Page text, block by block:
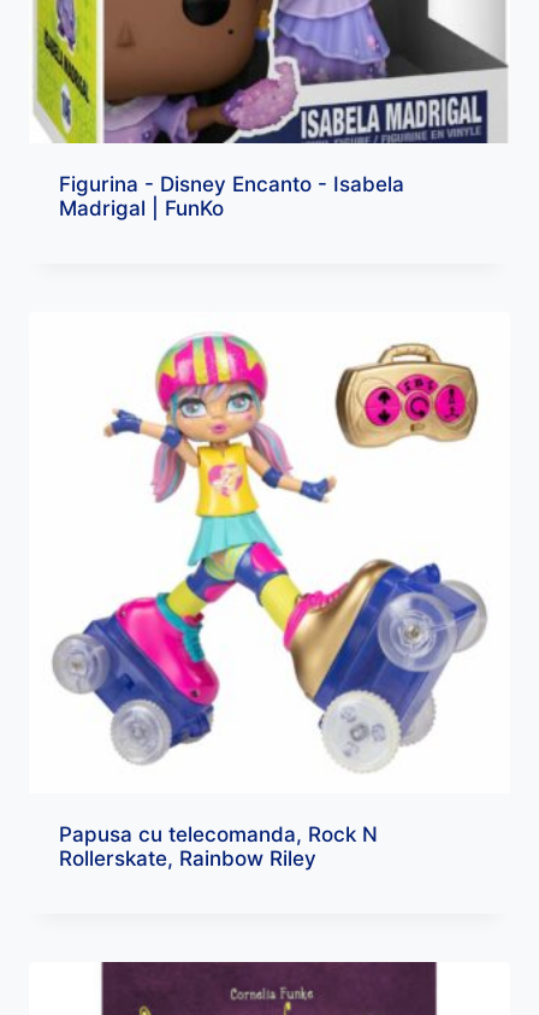
Figurina - Disney Encanto - Isabela
Madrigal | FunKo
Papusa cu telecomanda, Rock N
Rollerskate, Rainbow Riley